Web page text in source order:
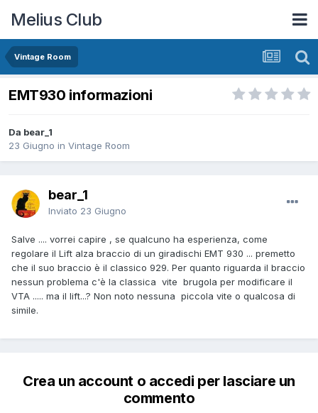
Melius Club
Vintage Room
EMT930 informazioni
Da bear_1
23 Giugno in Vintage Room
bear_1
Inviato 23 Giugno
Salve .... vorrei capire , se qualcuno ha esperienza, come
regolare il Lift alza braccio di un giradischi EMT 930 ... premetto
che il suo braccio è il classico 929. Per quanto riguarda il braccio
nessun problema c'è la classica vite brugola per modificare il
VTA ..... ma il lift...? Non noto nessuna piccola vite o qualcosa di
simile.
Crea un account o accedi per lasciare un
commento